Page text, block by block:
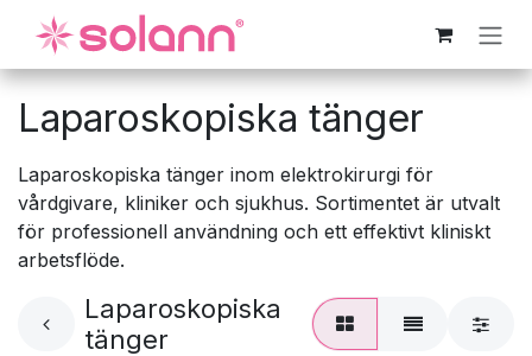
Hoppa till innehåll
Laparoskopiska tänger
Laparoskopiska tänger inom elektrokirurgi för
vårdgivare, kliniker och sjukhus. Sortimentet är utvalt
för professionell användning och ett effektivt kliniskt
arbetsflöde.
Laparoskopiska
tänger